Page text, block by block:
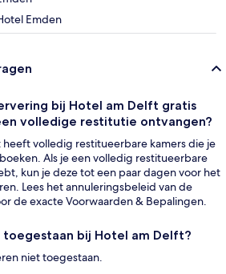
Emden
bij Hotel am Delft gratis
volledige restitutie ontvangen?
heeft volledig restitueerbare kamers die je
Als je een volledig restitueerbare
kun je deze tot een paar dagen voor het
Lees het annuleringsbeleid van de
de exacte Voorwaarden & Bepalingen.
toegestaan bij Hotel am Delft?
niet toegestaan.